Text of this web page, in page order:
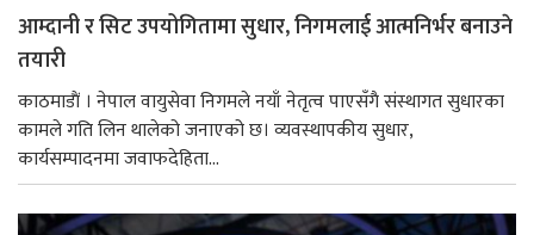
आम्दानी र सिट उपयोगितामा सुधार, निगमलाई आत्मनिर्भर बनाउने
तयारी
काठमाडाैं । नेपाल वायुसेवा निगमले नयाँ नेतृत्व पाएसँगै संस्थागत सुधारका
कामले गति लिन थालेको जनाएको छ। व्यवस्थापकीय सुधार,
कार्यसम्पादनमा जवाफदेहिता...